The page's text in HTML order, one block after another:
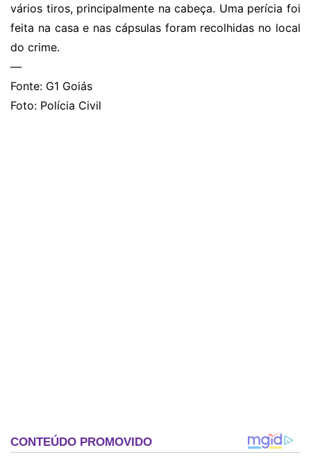
vários tiros, principalmente na cabeça. Uma perícia foi
feita na casa e nas cápsulas foram recolhidas no local
do crime.
—
Fonte: G1 Goiás
Foto: Polícia Civil